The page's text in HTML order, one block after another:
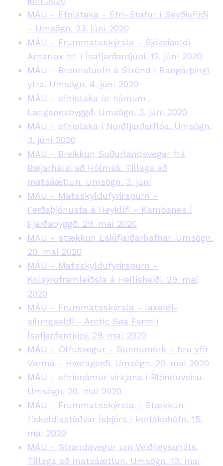
MÁU - Efnistaka - Efri-Stafur í Seyðisfirði
- Umsögn. 23. júní 2020
MÁU - Frummatsskýrsla - Sjókvíaeldi
Arnarlax hf. í Ísafjarðardjúpi. 12. júní 2020
MÁU - Brennsluofn á Strönd í Rangárþingi
ytra. Umsögn. 4. júní 2020
MÁU - efnistaka úr námum -
Langanesbyggð. Umsögn. 3. júní 2020
MÁU - efnistaka í Norðfjarðarflóa. Umsögn.
3. júní 2020
MÁU - Breikkun Suðurlandsvegar frá
Bæjarhálsi að Hólmsá. Tillaga að
matsáætlun. Umsögn. 3. júní
MÁU - Matsskyldufyrirspurn -
Ferðaþjónusta á Heyklifi - Kambanes í
Fjarðabyggð. 29. maí 2020
MÁU - stækkun Eskifjarðarhafnar. Umsögn.
29. maí 2020
MÁU - Matsskyldufyrirspurn -
Kolsýruframleiðsla á Hellisheiði. 29. maí
2020
MÁU - Frummatsskýrsla - laxeldi-
silungseldi - Arctic Sea Farm í
Ísafjarðardjúpi. 29. maí 2020
MÁU - Ölfusvegur - Sunnumörk - brú yfir
Varmá - Hveragerði. Umsögn. 20. maí 2020
MÁU - efnisnámur virkjana í Blönduveitu.
Umsögn. 20. maí 2020
MÁU - Frummatsskýrsla - Stækkun
fiskeldisstöðvar Ísþjórs í Þorlákshöfn. 15.
maí 2020
MÁU - Strandavegur um Veiðileysuháls.
Tillaga að matsáætlun. Umsögn. 13. maí